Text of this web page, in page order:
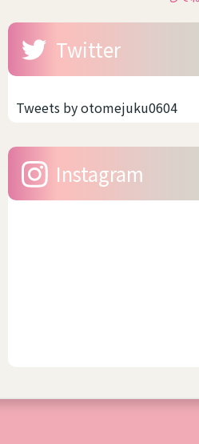
したもの、ピッタリしたもの
を選ぶと難しい 女性がメンズ
ライクや中性的な恰好をする
です。だぼだぼっとしている
から可愛いのですね。 スキニ
感がかえって目立つ場合があ
りま...
長
Twitter
Tweets by otomejuku0604
Instagram